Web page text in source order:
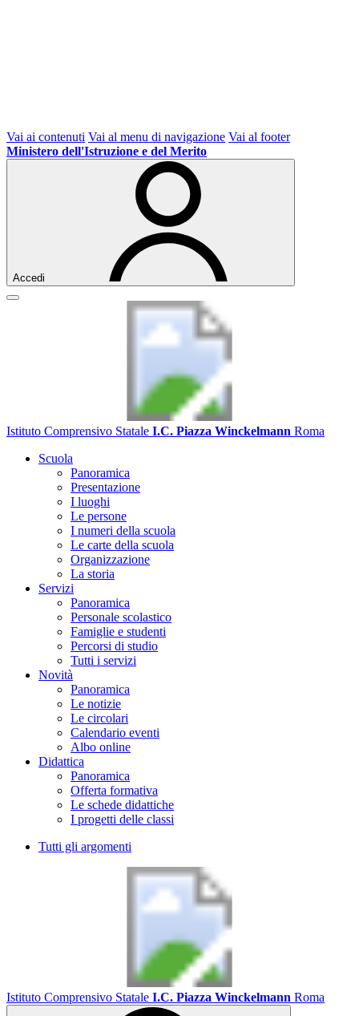
Vai ai contenuti Vai al menu di navigazione Vai al footer
Ministero dell'Istruzione e del Merito
Accedi
Istituto Comprensivo Statale I.C. Piazza Winckelmann Roma
Scuola
Panoramica
Presentazione
I luoghi
Le persone
I numeri della scuola
Le carte della scuola
Organizzazione
La storia
Servizi
Panoramica
Personale scolastico
Famiglie e studenti
Percorsi di studio
Tutti i servizi
Novità
Panoramica
Le notizie
Le circolari
Calendario eventi
Albo online
Didattica
Panoramica
Offerta formativa
Le schede didattiche
I progetti delle classi
Tutti gli argomenti
Istituto Comprensivo Statale I.C. Piazza Winckelmann Roma